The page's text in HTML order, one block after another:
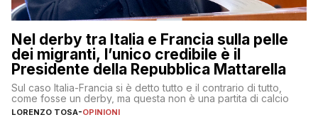
Nel derby tra Italia e Francia sulla pelle
dei migranti, l’unico credibile è il
Presidente della Repubblica Mattarella
Sul caso Italia-Francia si è detto tutto e il contrario di tutto,
come fosse un derby, ma questa non è una partita di calcio
LORENZO TOSA-OPINIONI